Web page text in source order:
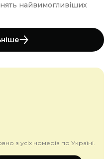
найвимогливіших
з усіх номерів по Україні.